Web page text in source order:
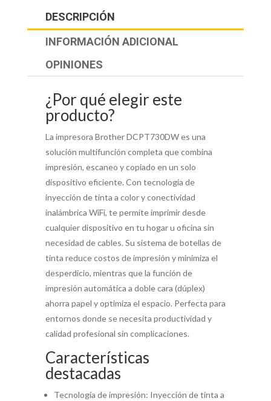
DESCRIPCIÓN
INFORMACIÓN ADICIONAL
OPINIONES
¿Por qué elegir este
producto?
La impresora Brother DCPT730DW es una
solución multifunción completa que combina
impresión, escaneo y copiado en un solo
dispositivo eficiente. Con tecnología de
inyección de tinta a color y conectividad
inalámbrica WiFi, te permite imprimir desde
cualquier dispositivo en tu hogar u oficina sin
necesidad de cables. Su sistema de botellas de
tinta reduce costos de impresión y minimiza el
desperdicio, mientras que la función de
impresión automática a doble cara (dúplex)
ahorra papel y optimiza el espacio. Perfecta para
entornos donde se necesita productividad y
calidad profesional sin complicaciones.
Características
destacadas
Tecnología de impresión: Inyección de tinta a